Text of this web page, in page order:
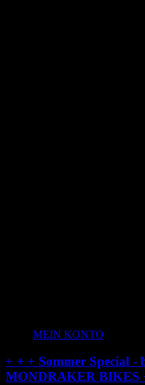
MEIN KONTO
+ + + Sommer Special
MONDRAKER BIKES